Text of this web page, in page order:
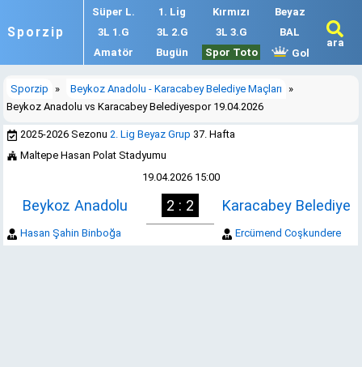
Sporzip
Süper L. 1. Lig Kırmızı
Beyaz
3L 1.G
3L 2.G 3L 3.G
BAL
Amatör
Bugün Spor Toto Gol
ara
Sporzip » Beykoz Anadolu - Karacabey Belediye Maçları
»
Beykoz Anadolu vs Karacabey Belediyespor 19.04.2026
2025-2026 Sezonu2. Lig Beyaz Grup 37. Hafta
Maltepe Hasan Polat Stadyumu
19.04.2026 15:00
Beykoz Anadolu 2 : 2 Karacabey Belediye
Hasan Şahin Binboğa Ercümend Coşkundere